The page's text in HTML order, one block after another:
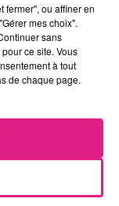
dernier :
sa candidature
Fêtes de Saint
fermer", ou affiner en
mes choix".
sans
ce site. Vous
à tout
de chaque page.